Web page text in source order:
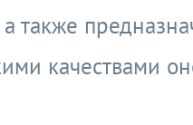
также
качествами